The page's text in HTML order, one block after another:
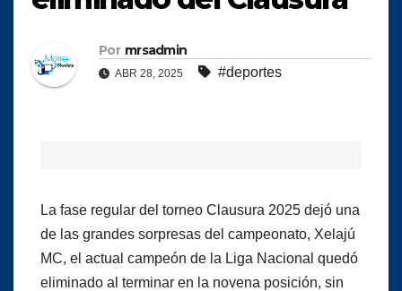
Por mrsadmin
ABR 28, 2025 #deportes
La fase regular del torneo Clausura 2025 dejó una
de las grandes sorpresas del campeonato, Xelajú
MC, el actual campeón de la Liga Nacional quedó
eliminado al terminar en la novena posición, sin